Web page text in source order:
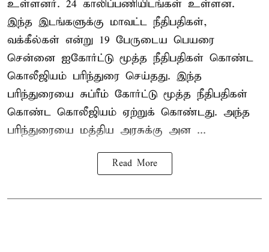
உள்ளனர். 24 காலிப்பணியிடங்கள் உள்ளன.
இந்த இடங்களுக்கு மாவட்ட நீதிபதிகள்,
வக்கீல்கள் என்று 19 பேருடைய பெயரை
சென்னை ஐகோர்ட்டு மூத்த நீதிபதிகள் கொண்ட
கொலீஜியம் பரிந்துரை செய்தது. இந்த
பரிந்துரையை சுப்ரீம் கோர்ட்டு மூத்த நீதிபதிகள்
கொண்ட கொலீஜியம் ஏற்றுக் கொண்டது. அந்த
பரிந்துரையை மத்திய அரசுக்கு அன ...
Read More